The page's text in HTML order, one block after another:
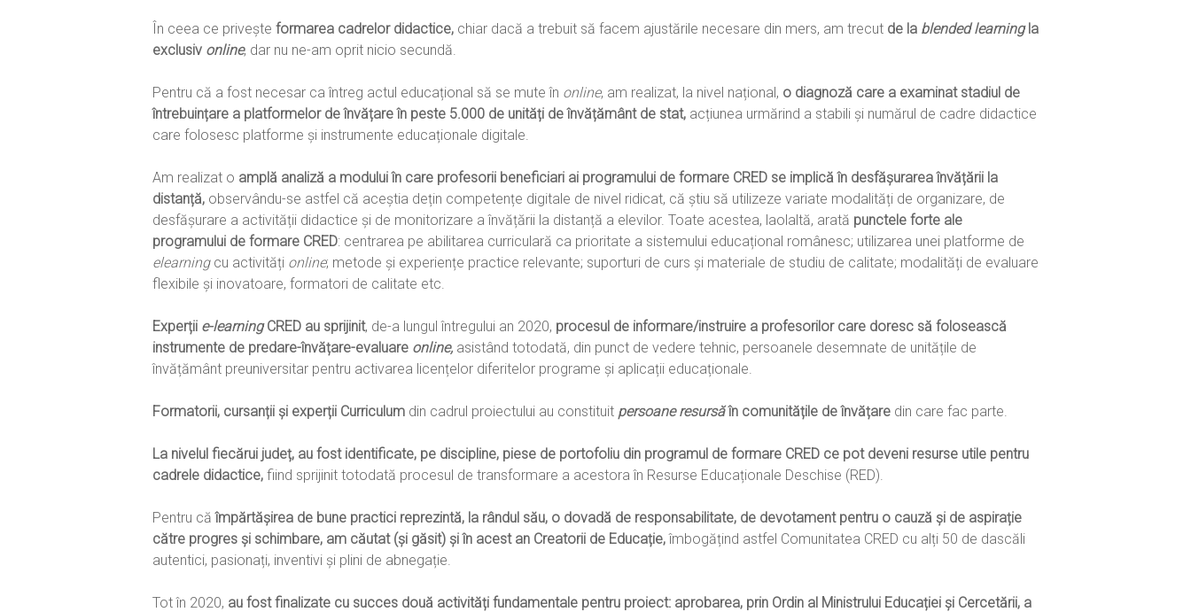
În ceea ce privește formarea cadrelor didactice, chiar dacă a trebuit să facem ajustările necesare din mers, am trecut de la blended learningla
exclusiv online, dar nu ne-am oprit nicio secundă.
Pentru că a fost necesar ca întreg actul educațional să se mute în online, am realizat, la nivel național, o diagnoză care a examinat stadiul de
întrebuințare a platformelor de învățare în peste 5.000 de unități de învățământ de stat, acțiunea urmărind a stabili și numărul de cadre didactice
care folosesc platforme și instrumente educaționale digitale.
Am realizat o amplă analiză a modului în care profesorii beneficiari ai programului de formare CRED se implică în desfășurarea învățării la
distanță, observându-se astfel că aceștia dețin competențe digitale de nivel ridicat, că știu să utilizeze variate modalități de organizare, de
desfășurare a activității didactice și de monitorizare a învățării la distanță a elevilor. Toate acestea, laolaltă, arată punctele forte ale
programului de formare CRED: centrarea pe abilitarea curriculară ca prioritate a sistemului educațional românesc; utilizarea unei platforme de
elearningcu activități online; metode și experiențe practice relevante; suporturi de curs și materiale de studiu de calitate; modalități de evaluare
flexibile și inovatoare, formatori de calitate etc.
Experții e-learningCRED au sprijinit, de-a lungul întregului an 2020, procesul de informare/instruire a profesorilor care doresc să folosească
instrumente de predare-învățare-evaluare online, asistând totodată, din punct de vedere tehnic, persoanele desemnate de unitățile de
învățământ preuniversitar pentru activarea licențelor diferitelor programe și aplicații educaționale.
Formatorii, cursanții și experții Curriculum din cadrul proiectului au constituit persoane resursăîn comunitățile de învățare din care fac parte.
La nivelul fiecărui județ, au fost identificate, pe discipline, piese de portofoliu din programul de formare CRED ce pot deveni resurse utile pentru
cadrele didactice, fiind sprijinit totodată procesul de transformare a acestora în Resurse Educaționale Deschise (RED).
Pentru căîmpărtășirea de bune practici reprezintă, la rândul său, o dovadă de responsabilitate, de devotament pentru o cauză și de aspirație
către progres și schimbare, am căutat (și găsit) și în acest an Creatorii de Educație,îmbogățind astfel Comunitatea CRED cu alți 50 de dascăli
autentici, pasionați, inventivi și plini de abnegație.
Tot în 2020, au fost finalizate cu succes două activități fundamentale pentru proiect: aprobarea, prin Ordin al Ministrului Educației și Cercetării, a